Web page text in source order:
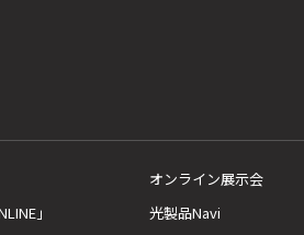
」
オンライン展示会
光製品Navi